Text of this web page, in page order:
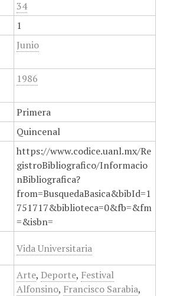
34
1
Junio
1986
Primera
Quincenal
https://www.codice.uanl.mx/Re
gistroBibliografico/Informacio
nBibliografica?
from=BusquedaBasica&bibId=1
751717&biblioteca=0&fb=&fm
=&isbn=
Vida Universitaria
Arte, Deporte, Festival
Alfonsino, Francisco Sarabia,